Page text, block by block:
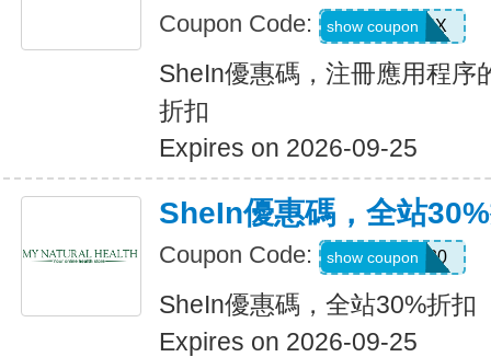
Coupon Code: XUWL7NX
show coupon
SheIn優惠碼，注冊應用程序
折扣
Expires on 2026-09-25
SheIn優惠碼，全站
Coupon Code: AFFILI30
show coupon
SheIn優惠碼，全站30%折扣
Expires on 2026-09-25